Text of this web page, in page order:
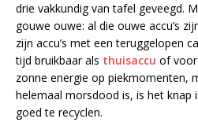
drie vakkundig van tafel geveegd.
gouwe ouwe: al die ouwe accu’s
zijn accu’s met een teruggelopen
tijd bruikbaar als thuisaccu of voor
zonne energie op piekmomenten,
helemaal morsdood is, is het knap
goed te recyclen.